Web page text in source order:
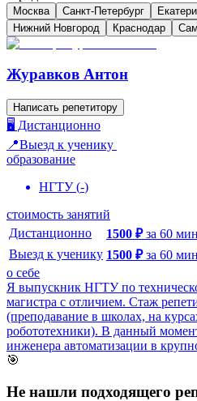
Москва Санкт-Петербург
Нижний Новгород
Краснодар
Журавков Антон
Написать репетитору
🖥️ Дистанционно
📍Выезд к ученику
образование
НГТУ(-)
стоимость занятий
Дистанционно
1500 ₽ за 60
Выезд к ученику 1500 ₽ за 60
о себе
Я выпускник НГТУ по
магистра с отличием. Стаж
(преподавание в школах, на
робототехники). В данный
инженера автоматизации в
🎯
Не нашли подходящего